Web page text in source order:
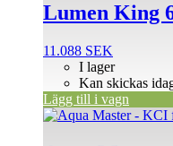
Lumen King
11.088 SEK
I lager
Kan skickas
Lägg till i vagn